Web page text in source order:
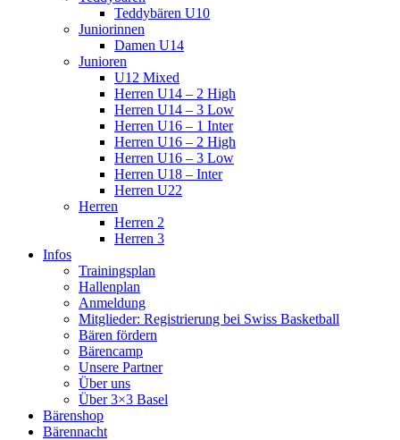
Teddybären U10
Juniorinnen
Damen U14
Junioren
U12 Mixed
Herren U14 – 2 High
Herren U14 – 3 Low
Herren U16 – 1 Inter
Herren U16 – 2 High
Herren U16 – 3 Low
Herren U18 – Inter
Herren U22
Herren
Herren 2
Herren 3
Infos
Trainingsplan
Hallenplan
Anmeldung
Mitglieder: Registrierung bei Swiss Basketball
Bären fördern
Bärencamp
Unsere Partner
Über uns
Über 3×3 Basel
Bärenshop
Bärennacht